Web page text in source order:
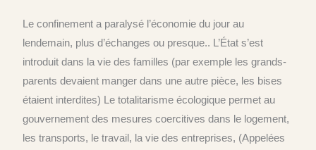
Le confinement a paralysé l’économie du jour au
lendemain, plus d’échanges ou presque.. L’État s’est
introduit dans la vie des familles (par exemple les grands-
parents devaient manger dans une autre pièce, les bises
étaient interdites) Le totalitarisme écologique permet au
gouvernement des mesures coercitives dans le logement,
les transports, le travail, la vie des entreprises, (Appelées